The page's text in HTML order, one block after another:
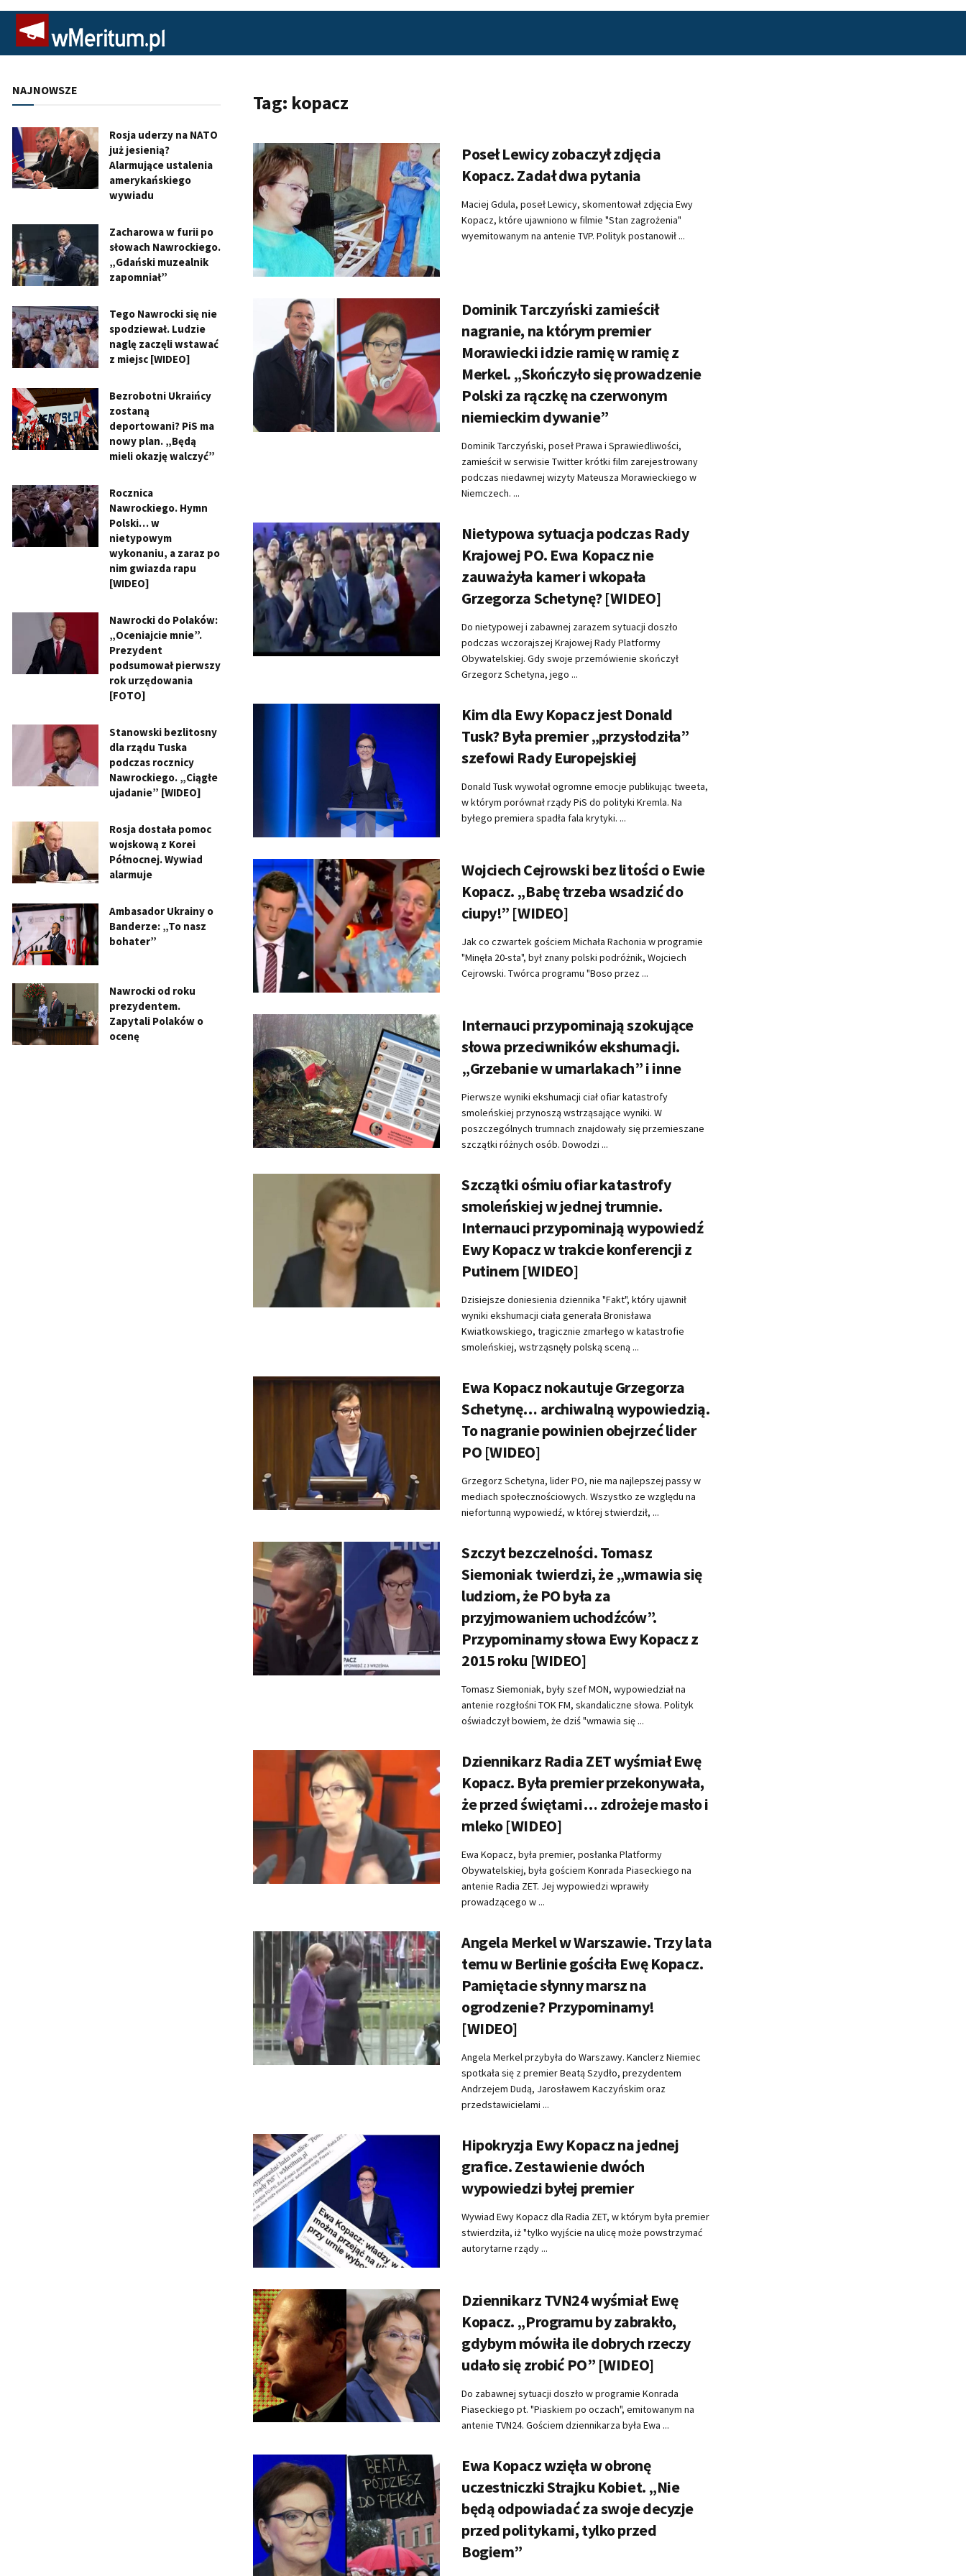
Tag: kopacz
Poseł Lewicy zobaczył zdjęcia
Kopacz. Zadał dwa pytania
Maciej Gdula, poseł Lewicy, skomentował zdjęcia Ewy
Kopacz, które ujawniono w filmie "Stan zagrożenia"
wyemitowanym na antenie TVP. Polityk postanowił ...
Dominik Tarczyński zamieścił
nagranie, na którym premier
Morawiecki idzie ramię w ramię z
Merkel. „Skończyło się prowadzenie
Polski za rączkę na czerwonym
niemieckim dywanie”
Dominik Tarczyński, poseł Prawa i Sprawiedliwości,
zamieścił w serwisie Twitter krótki film zarejestrowany
podczas niedawnej wizyty Mateusza Morawieckiego w
Niemczech. ...
Nietypowa sytuacja podczas Rady
Krajowej PO. Ewa Kopacz nie
zauważyła kamer i wkopała
Grzegorza Schetynę? [WIDEO]
Do nietypowej i zabawnej zarazem sytuacji doszło
podczas wczorajszej Krajowej Rady Platformy
Obywatelskiej. Gdy swoje przemówienie skończył
Grzegorz Schetyna, jego ...
Kim dla Ewy Kopacz jest Donald
Tusk? Była premier „przysłodziła”
szefowi Rady Europejskiej
Donald Tusk wywołał ogromne emocje publikując tweeta,
w którym porównał rządy PiS do polityki Kremla. Na
byłego premiera spadła fala krytyki. ...
Wojciech Cejrowski bez litości o Ewie
Kopacz. „Babę trzeba wsadzić do
ciupy!” [WIDEO]
Jak co czwartek gościem Michała Rachonia w programie
"Minęła 20-sta", był znany polski podróżnik, Wojciech
Cejrowski. Twórca programu "Boso przez ...
Internauci przypominają szokujące
słowa przeciwników ekshumacji.
„Grzebanie w umarlakach” i inne
Pierwsze wyniki ekshumacji ciał ofiar katastrofy
smoleńskiej przynoszą wstrząsające wyniki. W
poszczególnych trumnach znajdowały się przemieszane
szczątki różnych osób. Dowodzi ...
Szczątki ośmiu ofiar katastrofy
smoleńskiej w jednej trumnie.
Internauci przypominają wypowiedź
Ewy Kopacz w trakcie konferencji z
Putinem [WIDEO]
Dzisiejsze doniesienia dziennika "Fakt", który ujawnił
wyniki ekshumacji ciała generała Bronisława
Kwiatkowskiego, tragicznie zmarłego w katastrofie
smoleńskiej, wstrząsnęły polską sceną ...
Ewa Kopacz nokautuje Grzegorza
Schetynę… archiwalną wypowiedzią.
To nagranie powinien obejrzeć lider
PO [WIDEO]
Grzegorz Schetyna, lider PO, nie ma najlepszej passy w
mediach społecznościowych. Wszystko ze względu na
niefortunną wypowiedź, w której stwierdził, ...
Szczyt bezczelności. Tomasz
Siemoniak twierdzi, że „wmawia się
ludziom, że PO była za
przyjmowaniem uchodźców”.
Przypominamy słowa Ewy Kopacz z
2015 roku [WIDEO]
Tomasz Siemoniak, były szef MON, wypowiedział na
antenie rozgłośni TOK FM, skandaliczne słowa. Polityk
oświadczył bowiem, że dziś "wmawia się ...
Dziennikarz Radia ZET wyśmiał Ewę
Kopacz. Była premier przekonywała,
że przed świętami… zdrożeje masło i
mleko [WIDEO]
Ewa Kopacz, była premier, posłanka Platformy
Obywatelskiej, była gościem Konrada Piaseckiego na
antenie Radia ZET. Jej wypowiedzi wprawiły
prowadzącego w ...
Angela Merkel w Warszawie. Trzy lata
temu w Berlinie gościła Ewę Kopacz.
Pamiętacie słynny marsz na
ogrodzenie? Przypominamy!
[WIDEO]
Angela Merkel przybyła do Warszawy. Kanclerz Niemiec
spotkała się z premier Beatą Szydło, prezydentem
Andrzejem Dudą, Jarosławem Kaczyńskim oraz
przedstawicielami ...
Hipokryzja Ewy Kopacz na jednej
grafice. Zestawienie dwóch
wypowiedzi byłej premier
Wywiad Ewy Kopacz dla Radia ZET, w którym była premier
stwierdziła, iż "tylko wyjście na ulicę może powstrzymać
autorytarne rządy ...
Dziennikarz TVN24 wyśmiał Ewę
Kopacz. „Programu by zabrakło,
gdybym mówiła ile dobrych rzeczy
udało się zrobić PO” [WIDEO]
Do zabawnej sytuacji doszło w programie Konrada
Piaseckiego pt. "Piaskiem po oczach", emitowanym na
antenie TVN24. Gościem dziennikarza była Ewa ...
Ewa Kopacz wzięła w obronę
uczestniczki Strajku Kobiet. „Nie
będą odpowiadać za swoje decyzje
przed politykami, tylko przed
Bogiem”
NAJNOWSZE
Rosja uderzy na NATO
już jesienią?
Alarmujące ustalenia
amerykańskiego
wywiadu
Zacharowa w furii po
słowach Nawrockiego.
„Gdański muzealnik
zapomniał”
Tego Nawrocki się nie
spodziewał. Ludzie
naglę zaczęli wstawać
z miejsc [WIDEO]
Bezrobotni Ukraińcy
zostaną
deportowani? PiS ma
nowy plan. „Będą
mieli okazję walczyć”
Rocznica
Nawrockiego. Hymn
Polski… w
nietypowym
wykonaniu, a zaraz po
nim gwiazda rapu
[WIDEO]
Nawrocki do Polaków:
„Oceniajcie mnie”.
Prezydent
podsumował pierwszy
rok urzędowania
[FOTO]
Stanowski bezlitosny
dla rządu Tuska
podczas rocznicy
Nawrockiego. „Ciągłe
ujadanie” [WIDEO]
Rosja dostała pomoc
wojskową z Korei
Północnej. Wywiad
alarmuje
Ambasador Ukrainy o
Banderze: „To nasz
bohater”
Nawrocki od roku
prezydentem.
Zapytali Polaków o
ocenę